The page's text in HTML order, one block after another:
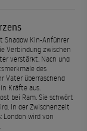
Shadow Kin-Anführer
Verbindung zwischen
verstärkt. Nach und
des
Vater überraschend
Kräfte aus.
bei Ram. Sie schwört
In der Zwischenzeit
London wird von